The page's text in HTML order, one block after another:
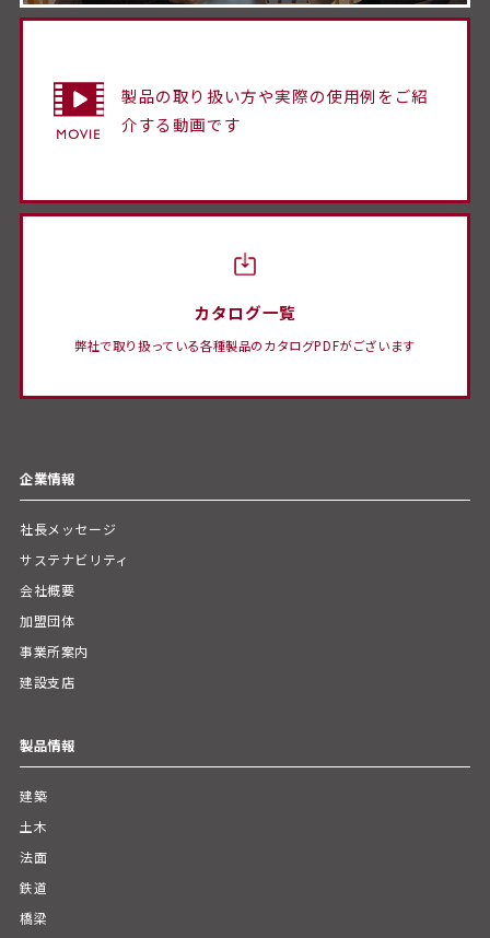
製品の取り扱い方や実際の使用例をご紹
介する動画です
カタログ一覧
弊社で取り扱っている各種製品のカタログPDFがございます
企業情報
社長メッセージ
サステナビリティ
会社概要
加盟団体
事業所案内
建設支店
製品情報
建築
土木
法面
鉄道
橋梁